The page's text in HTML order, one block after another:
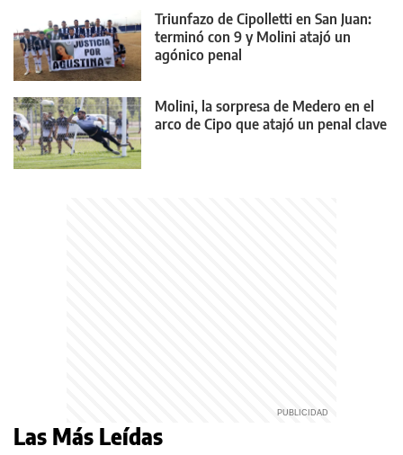
Triunfazo de Cipolletti en San Juan:
terminó con 9 y Molini atajó un
agónico penal
Molini, la sorpresa de Medero en el
arco de Cipo que atajó un penal clave
Las Más Leídas